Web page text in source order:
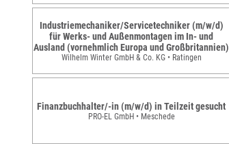
Industriemechaniker/Servicetechniker (m/w/d)
für Werks- und Außenmontagen im In- und
Ausland (vornehmlich Europa und Großbritannien)
Wilhelm Winter GmbH & Co. KG • Ratingen
Finanzbuchhalter/-in (m/w/d) in Teilzeit gesucht
PRO-EL GmbH • Meschede